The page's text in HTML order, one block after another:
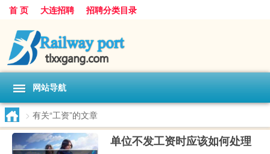
首 页 大连招聘 招聘分类目录
网站导航
> 有关“工资”的文章
单位不发工资时应该如何处理